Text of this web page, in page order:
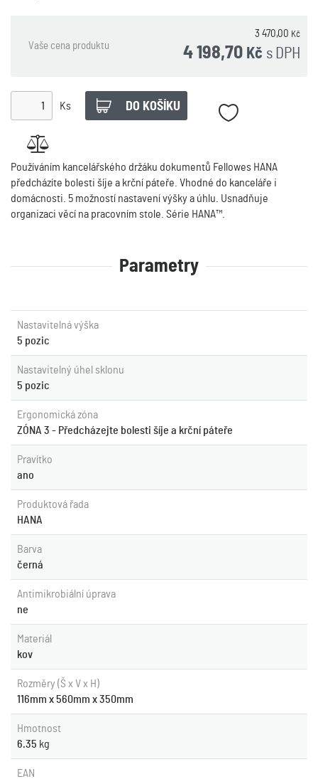
Vaše cena produktu
3 470,00 Kč
s DPH
4 198,70 Kč
Ks
Používáním kancelářského držáku dokumentů Fellowes HANA
předcházíte bolesti šíje a krční páteře. Vhodné do kanceláře i
domácnosti. 5 možností nastavení výšky a úhlu. Usnadňuje
organizaci věcí na pracovním stole. Série HANA™.
Parametry
Nastavitelná výška
5 pozic
Nastavitelný úhel sklonu
5 pozic
Ergonomická zóna
ZÓNA 3 - Předcházejte bolesti šíje a krční páteře
Pravítko
ano
Produktová řada
HANA
Barva
černá
Antimikrobiální úprava
ne
Materiál
kov
Rozměry (Š x V x H)
116mm x 560mm x 350mm
Hmotnost
6.35 kg
EAN